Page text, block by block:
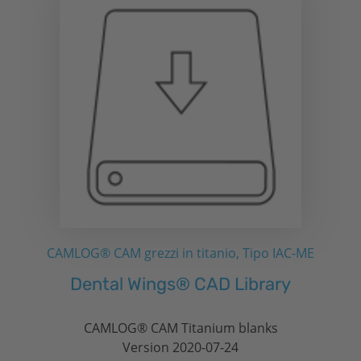
CAMLOG® CAM grezzi in titanio, Tipo IAC-ME
Dental Wings® CAD Library
CAMLOG® CAM Titanium blanks
Version 2020-07-24